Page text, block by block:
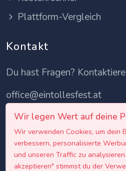
Plattform-Vergleich
Kontakt
Du hast Fragen?
office@eintollesfest.at
Wir legen Wert auf deine
Wir verwenden Cookies, um dein
verbessern, personalisierte
und unseren Traffic zu
akzeptieren" stimmst du der